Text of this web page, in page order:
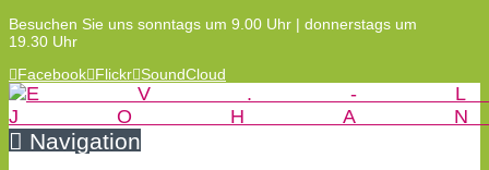
Besuchen Sie uns sonntags um 9.00 Uhr | donnerstags um
19.30 Uhr
Facebook Flickr SoundCloud
Navigation